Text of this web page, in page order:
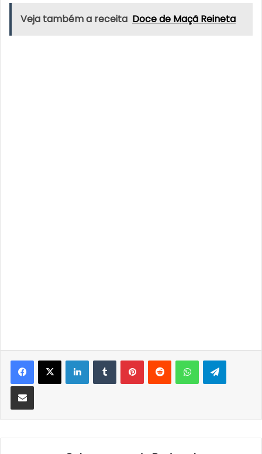
Veja também a receita Doce de Maçã Reineta
LinkedInTumblrPinterestReddit WhatsApp
Partilhar Via Email